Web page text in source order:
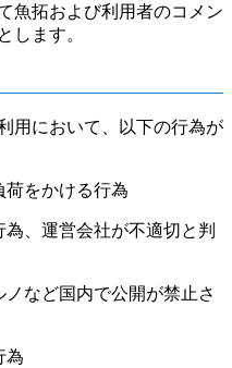
魚拓および利用者のコメン
します。
用において、以下の行為が
荷をかける行為
、運営会社が不適切と判
など国内で公開が禁止さ
為